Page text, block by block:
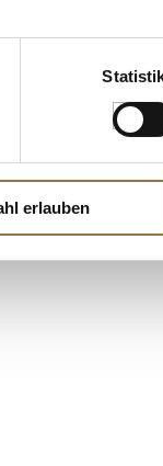
erlauben
mit
Öl, Wasabi,
Shokken, Japan,